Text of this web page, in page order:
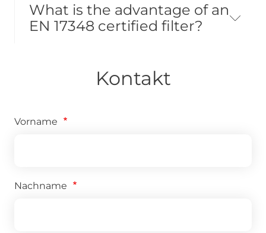
What is the advantage of an
EN 17348 certified filter?
Kontakt
Vorname
Nachname